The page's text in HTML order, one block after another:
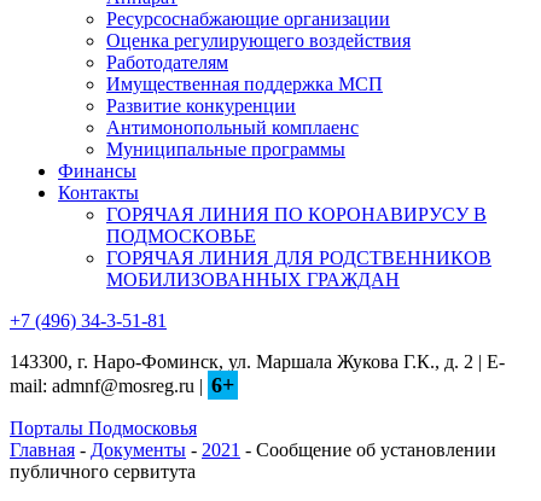
Ресурсоснабжающие организации
Оценка регулирующего воздействия
Работодателям
Имущественная поддержка МСП
Развитие конкуренции
Антимонопольный комплаенс
Муниципальные программы
Финансы
Контакты
ГОРЯЧАЯ ЛИНИЯ ПО КОРОНАВИРУСУ В
ПОДМОСКОВЬЕ
ГОРЯЧАЯ ЛИНИЯ ДЛЯ РОДСТВЕННИКОВ
МОБИЛИЗОВАННЫХ ГРАЖДАН
+7 (496) 34-3-51-81
143300, г. Наро-Фоминск, ул. Маршала Жукова Г.К., д. 2 | E-
mail: admnf@mosreg.ru | 6+
Порталы Подмосковья
Главная - Документы - 2021 - Сообщение об установлении
публичного сервитута